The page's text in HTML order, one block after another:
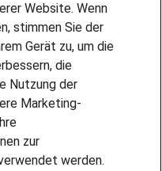
Website. Wenn
stimmen Sie der
Gerät zu, um die
die
Nutzung der
Marketing-
zur
werden.